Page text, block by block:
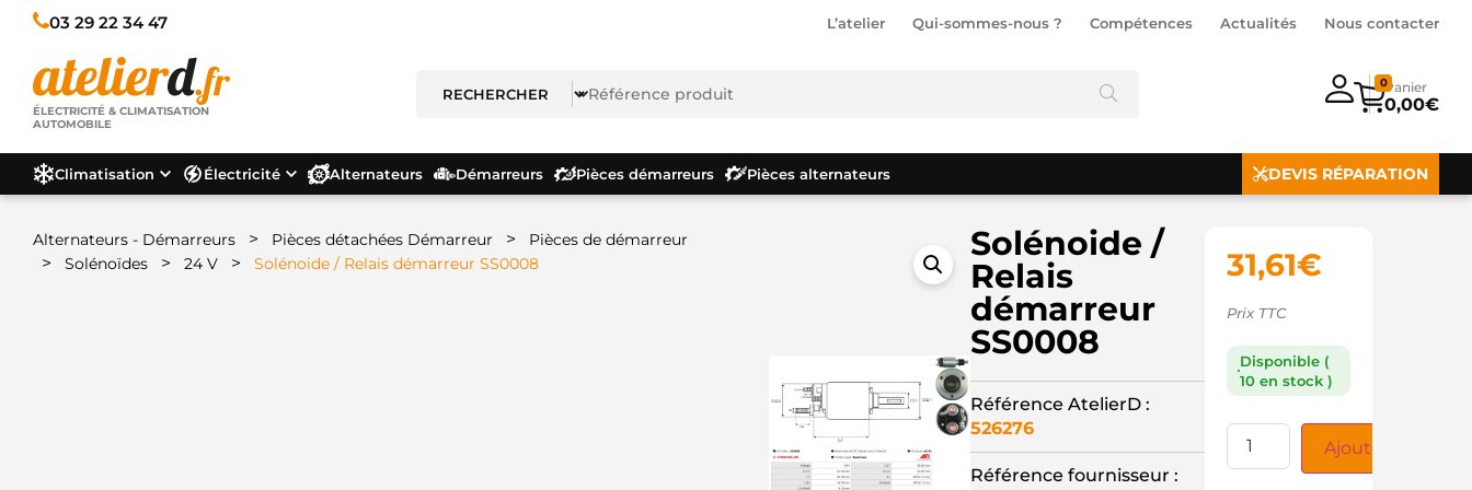
03 29 22 34 47 L’atelier Qui-sommes-nous ? Compétences Actualités Nous contacter
ÉLECTRICITÉ & CLIMATISATION
AUTOMOBILE
0,00€
0
Climatisation Électricité Alternateurs Démarreurs Pièces démarreurs Pièces alternateurs DEVIS RÉPARATION
Alternateurs - Démarreurs > Pièces détachées Démarreur > Pièces de démarreur
> Solénoïdes > 24 V > Solénoide / Relais démarreur SS0008
Solénoide /
Relais
démarreur
SS0008
Référence AtelierD :
526276
Référence fournisseur :
31,61€
Prix TTC
Disponible (
10 en stock )
Ajouter au